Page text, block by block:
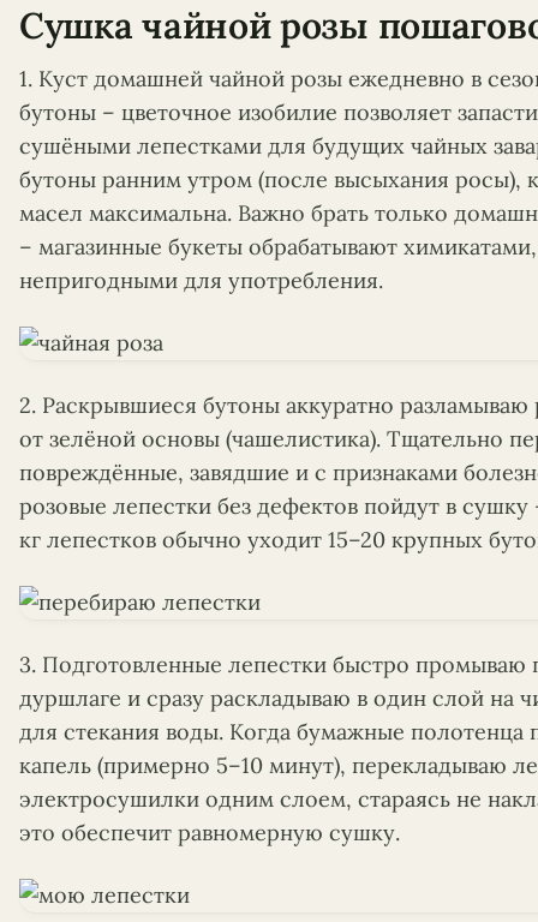
Сушка чайной розы
1. Куст домашней чайной розы ежедневно в
бутоны – цветочное изобилие позволяет
сушёными лепестками для будущих чайных
бутоны ранним утром (после высыхания росы),
масел максимальна. Важно брать только
– магазинные букеты обрабатывают
непригодными для употребления.
2. Раскрывшиеся бутоны аккуратно
от зелёной основы (чашелистика). Тщательно
повреждённые, завядшие и с признаками
розовые лепестки без дефектов пойдут в
кг лепестков обычно уходит 15–20 крупных
3. Подготовленные лепестки быстро промываю
дуршлаге и сразу раскладываю в один слой на
для стекания воды. Когда бумажные полотенца
капель (примерно 5–10 минут), перекладываю
электросушилки одним слоем, стараясь не
это обеспечит равномерную сушку.